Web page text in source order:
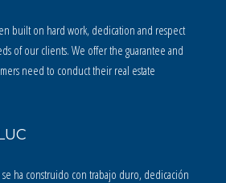
built on hard work, dedication and respect
of our clients. We offer the guarantee and
need to conduct their real estate
ha construido con trabajo duro, dedicación